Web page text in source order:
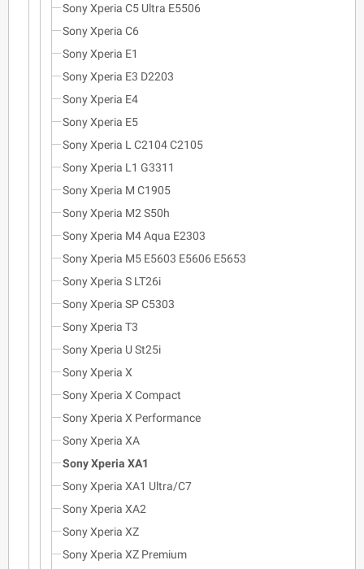
Sony Xperia C5 Ultra E5506
Sony Xperia C6
Sony Xperia E1
Sony Xperia E3 D2203
Sony Xperia E4
Sony Xperia E5
Sony Xperia L C2104 C2105
Sony Xperia L1 G3311
Sony Xperia M C1905
Sony Xperia M2 S50h
Sony Xperia M4 Aqua E2303
Sony Xperia M5 E5603 E5606 E5653
Sony Xperia S LT26i
Sony Xperia SP C5303
Sony Xperia T3
Sony Xperia U St25i
Sony Xperia X
Sony Xperia X Compact
Sony Xperia X Performance
Sony Xperia XA
Sony Xperia XA1
Sony Xperia XA1 Ultra/C7
Sony Xperia XA2
Sony Xperia XZ
Sony Xperia XZ Premium